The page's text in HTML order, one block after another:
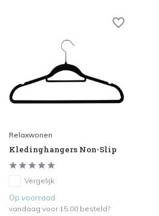
Relaxwonen
Kledinghangers Non-Slip
Vergelijk
Op voorraad
vandaag voor 15.00 besteld?